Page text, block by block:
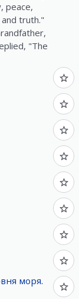
peace,
truth."
"The
моря.